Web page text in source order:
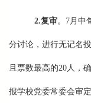
2.复审。7月中
分讨论，进行无记名
且票数最高的20人，
报学校党委常委会审定